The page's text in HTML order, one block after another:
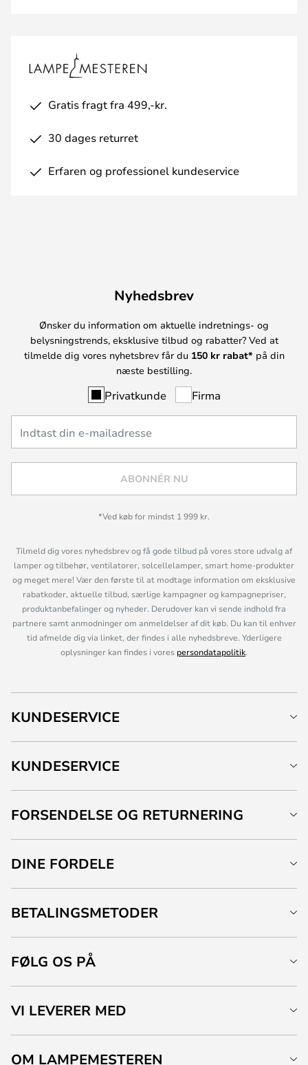
Gratis fragt fra 499,-kr.
30 dages returret
Erfaren og professionel kundeservice
Nyhedsbrev
Ønsker du information om aktuelle indretnings- og
belysningstrends, eksklusive tilbud og rabatter? Ved at
tilmelde dig vores nyhetsbrev får du 150 kr rabat* på din
næste bestilling.
Privatkunde Firma
ABONNÉR NU
*Ved køb for mindst 1 999 kr.
Tilmeld dig vores nyhedsbrev og få gode tilbud på vores store udvalg af
lamper og tilbehør, ventilatorer, solcellelamper, smart home-produkter
og meget mere! Vær den første til at modtage information om eksklusive
rabatkoder, aktuelle tilbud, særlige kampagner og kampagnepriser,
produktanbefalinger og nyheder. Derudover kan vi sende indhold fra
partnere samt anmodninger om anmeldelser af dit køb. Du kan til enhver
tid afmelde dig via linket, der findes i alle nyhedsbreve. Yderligere
oplysninger kan findes i vores persondatapolitik.
KUNDESERVICE
KUNDESERVICE
FORSENDELSE OG RETURNERING
DINE FORDELE
BETALINGSMETODER
FØLG OS PÅ
VI LEVERER MED
OM LAMPEMESTEREN